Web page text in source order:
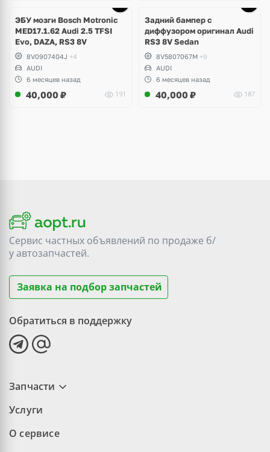
ЭБУ мозги Bosch Motronic
MED17.1.62 Audi 2.5 TFSI
Evo, DAZA, RS3 8V
8V0907404J +4
AUDI
6 месяцев назад
40,000 ₽ 191
Задний бампер с
диффузором оригинал Audi
RS3 8V Sedan
8V5807067M +9
AUDI
6 месяцев назад
40,000 ₽ 187
Сервис частных объявлений по продаже б/
уавтозапчастей.
Заявка на подбор запчастей
Обратиться в поддержку
Запчасти
Услуги
О сервисе